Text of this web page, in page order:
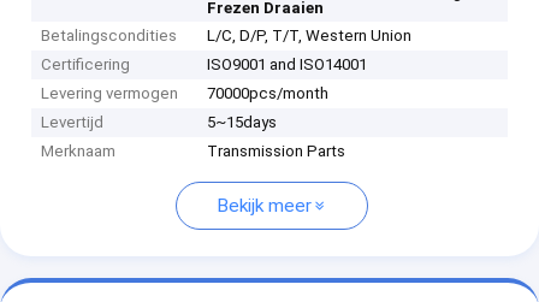
Frezen Draaien
Betalingscondities
L/C, D/P, T/T, Western Union
Certificering
ISO9001 and ISO14001
Levering vermogen
70000pcs/month
Levertijd
5~15days
Merknaam
Transmission Parts
Bekijk meer